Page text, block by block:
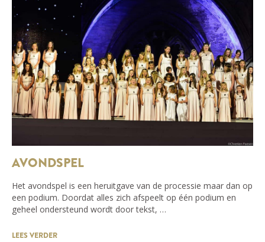
AVONDSPEL
Het avondspel is een heruitgave van de processie maar dan op
een podium. Doordat alles zich afspeelt op één podium en
geheel ondersteund wordt door tekst, …
LEES VERDER